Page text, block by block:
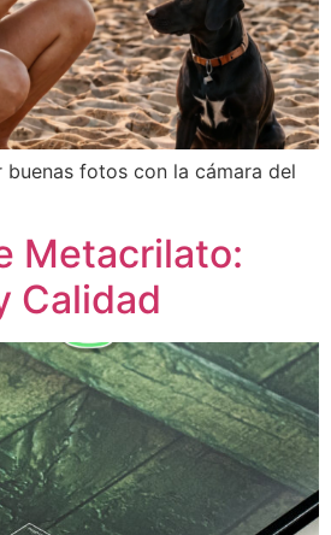
buenas fotos con la cámara del
Metacrilato:
Calidad